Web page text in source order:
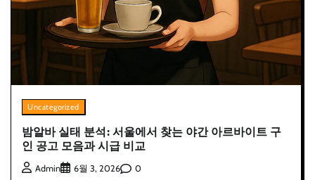
Uncategorized
밤알바 실태 분석: 서울에서 찾는 야간 아르바이트 구
인 공고 모음과 시급 비교
Admin 6월 3, 2026 0